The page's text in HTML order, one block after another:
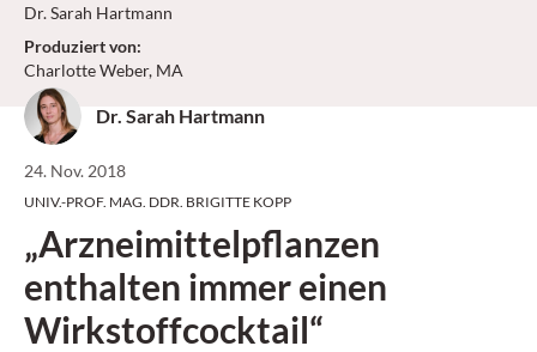
Dr. Sarah Hartmann
Produziert von:
Charlotte Weber, MA
Dr. Sarah Hartmann
24. Nov. 2018
UNIV.-PROF. MAG. DDR. BRIGITTE KOPP
„Arzneimittelpflanzen
enthalten immer einen
Wirkstoffcocktail“